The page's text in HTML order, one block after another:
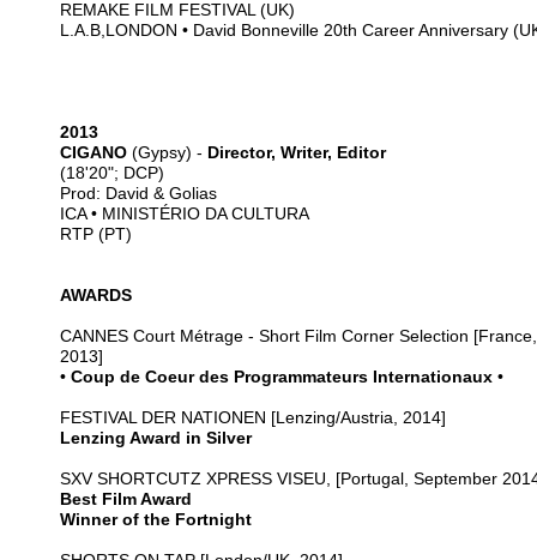
REMAKE FILM FESTIVAL (UK)
L.A.B,LONDON • David Bonneville 20th Career Anniversary
2013
CIGANO (Gypsy) - Director, Writer, Editor
(18'20"; DCP)
Prod: David & Golias
ICA • MINISTÉRIO DA CULTURA
RTP (PT)
AWARDS
CANNES Court Métrage - Short Film Corner Selection [France,
2013]
• Coup de Coeur des Programmateurs Internationaux •
FESTIVAL DER NATIONEN [Lenzing/Austria, 2014]
Lenzing Award in Silver
SXV SHORTCUTZ XPRESS VISEU, [Portugal, September
Best Film Award
Winner of the Fortnight